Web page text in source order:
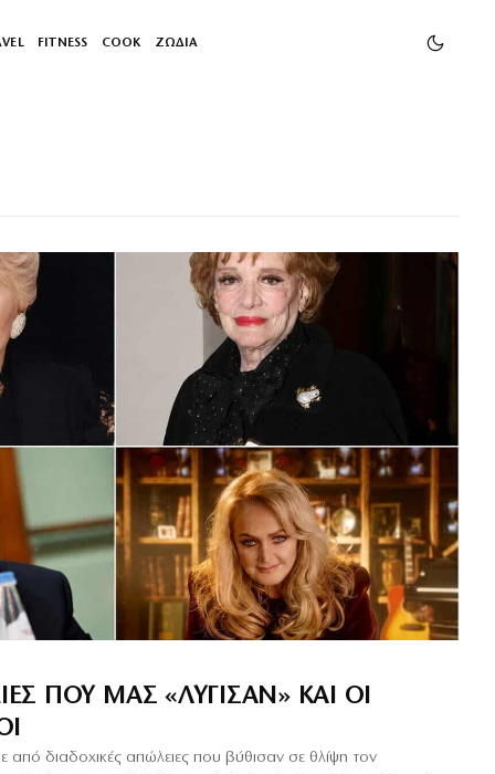
FITNESS COOK ΖΩΔΙΑ
ΠΟΥ ΜΑΣ «ΛΎΓΙΣΑΝ» ΚΑΙ ΟΙ
διαδοχικές απώλειες που βύθισαν σε θλίψη τον